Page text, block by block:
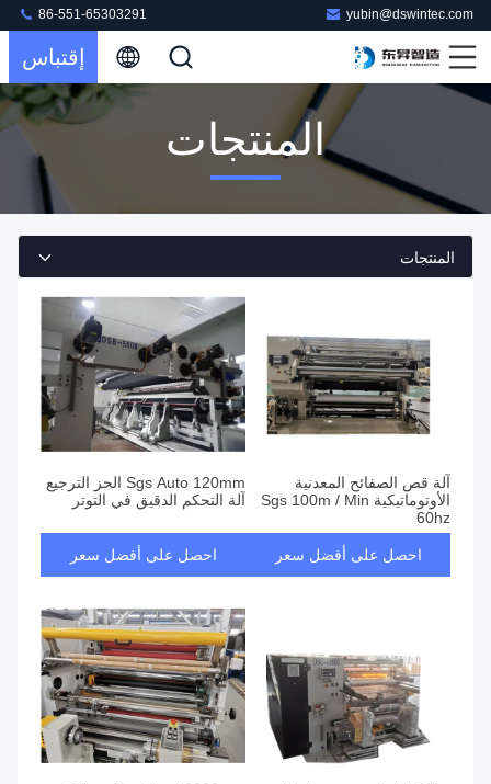
yubin@dswintec.com
86-551-65303291
إقتباس
المنتجات
المنتجات
آلة قص الصفائح المعدنية
الأوتوماتيكية Sgs 100m / Min
60hz
احصل على أفضل سعر
Sgs Auto 120mm الحز الترجيع
آلة التحكم الدقيق في التوتر
احصل على أفضل سعر